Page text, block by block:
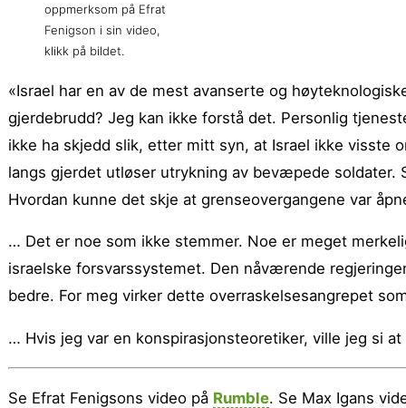
oppmerksom på Efrat
Fenigson i sin video,
klikk på bildet.
«Israel har en av de mest avanserte og
gjerdebrudd? Jeg kan ikke forstå det. Personlig
ikke ha skjedd slik, etter mitt syn, at Israel ikke visste
langs gjerdet utløser utrykning av bevæpede
Hvordan kunne det skje at grenseovergangene var
… Det er noe som ikke stemmer. Noe er meget
israelske forsvarssystemet. Den nåværende
bedre. For meg virker dette overraskelsesangrepet
… Hvis jeg var en konspirasjonsteoretiker, ville jeg si
Se Efrat Fenigsons video på Rumble. Se Max Igans